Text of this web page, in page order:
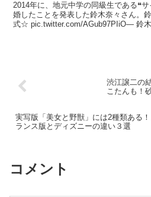
2014年に、地元中学の同級生である❝
婚したことを発表した鈴木奈々さん。
式☆ pic.twitter.com/AGub97PIiO— 鈴
渋江譲二の
こたんも！
実写版「美女と野獣」には2種類ある
ランス版とディズニーの違い３選
コメント